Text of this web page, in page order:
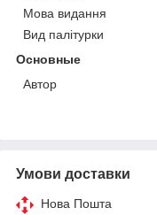
Мова видання
Вид палітурки
Основные
Автор
Умови доставки
Нова Пошта